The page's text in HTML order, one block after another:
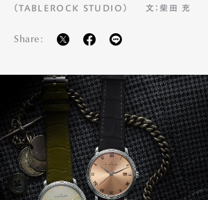
（TABLEROCK STUDIO）
文：柴田 充
Share: